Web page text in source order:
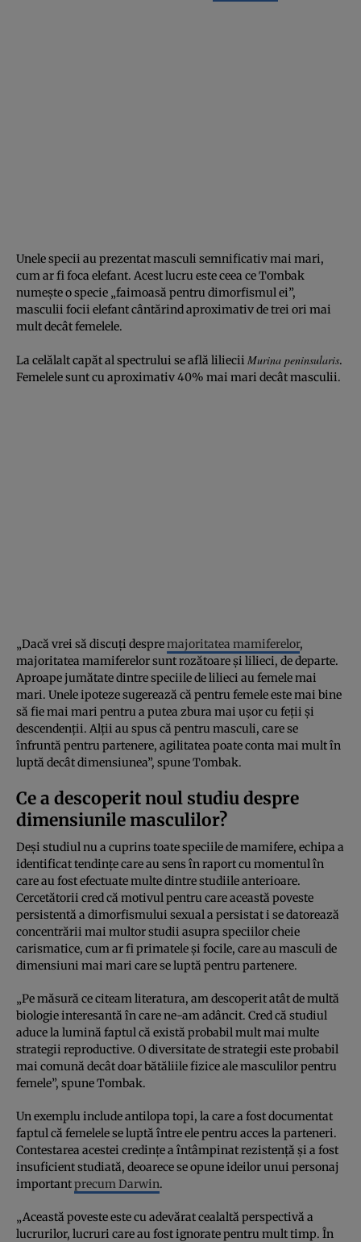
Unele specii au prezentat masculi semnificativ mai mari,
cum ar fi foca elefant. Acest lucru este ceea ce Tombak
numește o specie „faimoasă pentru dimorfismul ei”,
masculii focii elefant cântărind aproximativ de trei ori mai
mult decât femelele.
La celălalt capăt al spectrului se află liliecii Murina peninsularis.
Femelele sunt cu aproximativ 40% mai mari decât masculii.
„Dacă vrei să discuți despremajoritatea mamiferelor,
majoritatea mamiferelor sunt rozătoare și lilieci, de departe.
Aproape jumătate dintre speciile de lilieci au femele mai
mari. Unele ipoteze sugerează că pentru femele este mai bine
să fie mai mari pentru a putea zbura mai ușor cu feții și
descendenții. Alții au spus că pentru masculi, care se
înfruntă pentru partenere, agilitatea poate conta mai mult în
luptă decât dimensiunea”, spune Tombak.
Ce a descoperit noul studiu despre
dimensiunile masculilor?
Deși studiul nu a cuprins toate speciile de mamifere, echipa a
identificat tendințe care au sens în raport cu momentul în
care au fost efectuate multe dintre studiile anterioare.
Cercetătorii cred că motivul pentru care această poveste
persistentă a dimorfismului sexual a persistat i se datorează
concentrării mai multor studii asupra speciilor cheie
carismatice, cum ar fi primatele și focile, care au masculi de
dimensiuni mai mari care se luptă pentru partenere.
„Pe măsură ce citeam literatura, am descoperit atât de multă
biologie interesantă în care ne-am adâncit. Cred că studiul
aduce la lumină faptul că există probabil mult mai multe
strategii reproductive. O diversitate de strategii este probabil
mai comună decât doar bătăliile fizice ale masculilor pentru
femele”, spune Tombak.
Un exemplu include antilopa topi, la care a fost documentat
faptul că femelele se luptă între ele pentru acces la parteneri.
Contestarea acestei credințe a întâmpinat rezistență și a fost
insuficient studiată, deoarece se opune ideilor unui personaj
importantprecum Darwin.
„Această poveste este cu adevărat cealaltă perspectivă a
lucrurilor, lucruri care au fost ignorate pentru mult timp. În